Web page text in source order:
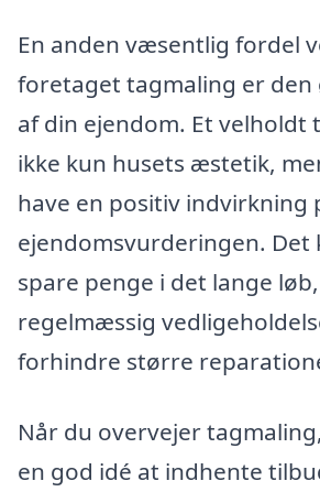
En anden væsentlig fordel
foretaget tagmaling er
af din ejendom. Et
ikke kun husets æstetik,
have en positiv indvirkning
ejendomsvurderingen. Det
spare penge i det lange
regelmæssig
forhindre større
Når du overvejer
en god idé at indhente